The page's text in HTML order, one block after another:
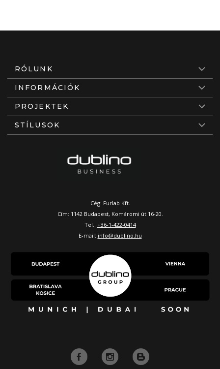
RÓLUNK
INFORMÁCIÓK
PROJEKTEK
STÍLUSOK
Cég: Furlab Kft.
Cím: 1142 Budapest, Komáromi út 16-20.
Tel.: +36-1-422-0414
E-mail: info@dublino.hu